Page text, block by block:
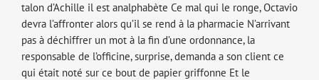
talon d’Achille il est analphabète Ce mal qui le ronge, Octavio
devra l’affronter alors qu’il se rend à la pharmacie N’arrivant
pas à déchiffrer un mot à la fin d’une ordonnance, la
responsable de l’officine, surprise, demanda a son client ce
qui était noté sur ce bout de papier griffonne Et le